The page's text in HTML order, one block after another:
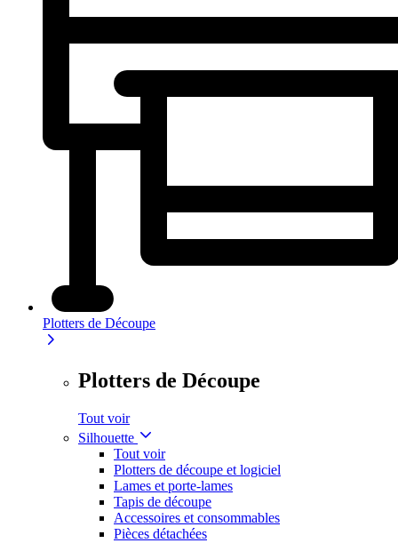
Plotters de Découpe
Plotters de Découpe
Tout voir
Silhouette
Tout voir
Plotters de découpe et logiciel
Lames et porte-lames
Tapis de découpe
Accessoires et consommables
Pièces détachées